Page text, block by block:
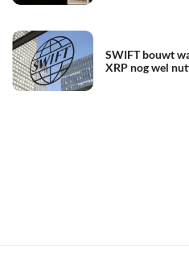
SWIFT bouwt
XRP nog wel